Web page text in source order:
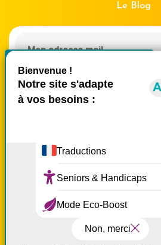
Tout accepter
Tout refuser
Le Blog
Recevoir la